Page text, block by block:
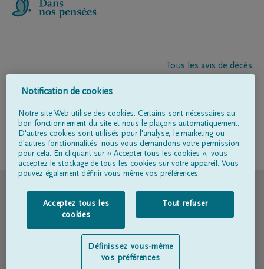
Tous les avis de décès
Entrepreneur de pompes funèbres
Suivez-nous sur
Conditions d'utilisation
Déclaration relative à la vie privée
Déclaration d’accessibilité
Notification de cookies
Notre site Web utilise des cookies. Certains sont nécessaires au
bon fonctionnement du site et nous le plaçons automatiquement.
D'autres cookies sont utilisés pour l'analyse, le marketing ou
d'autres fonctionnalités; nous vous demandons votre permission
pour cela. En cliquant sur « Accepter tous les cookies », vous
acceptez le stockage de tous les cookies sur votre appareil. Vous
pouvez également définir vous-même vos préférences.
Acceptez tous les
cookies
Tout refuser
Définissez vous-même
vos préférences